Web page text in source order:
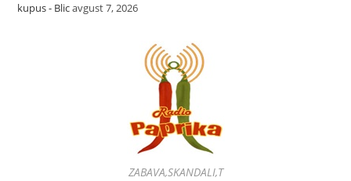
kupus - Blicavgust 7, 2026
ZABAVA,SKANDALI,T